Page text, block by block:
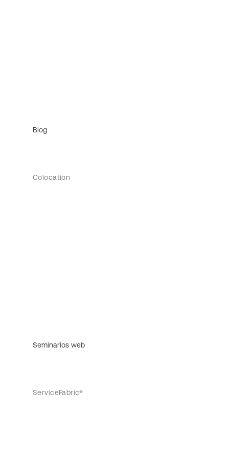
Blog
Colocation
Seminarios web
ServiceFabric®